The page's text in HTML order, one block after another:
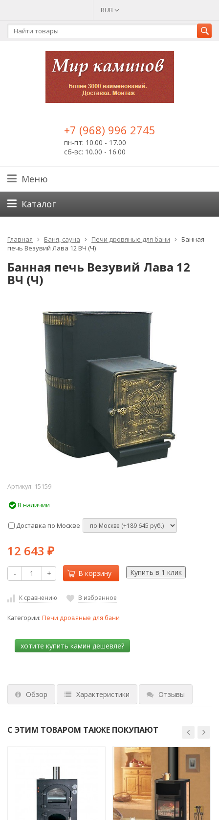
RUB
+7 (968) 996 2745
пн-пт: 10.00 - 17.00
сб-вс: 10.00 - 16.00
Меню
Каталог
Главная Баня, сауна Печи дровяные для бани
Банная
печь Везувий Лава 12 ВЧ (Ч)
Банная печь Везувий Лава 12
ВЧ (Ч)
Артикул: 15159
В наличии
Доставка по Москве
12 643 ₽
- + В корзину
К сравнению В избранное
Категории: Печи дровяные для бани
Обзор Характеристики Отзывы
С ЭТИМ ТОВАРОМ ТАКЖЕ ПОКУПАЮТ